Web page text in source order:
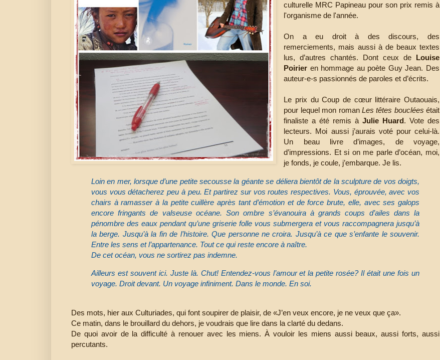
culturelle MRC Papineau pour son prix remis à
l'organisme de l'année.
On a eu droit à des discours, des
remerciements, mais aussi à de beaux textes
lus, d’autres chantés. Dont ceux de
Louise
Poirier en hommage au poète Guy Jean. Des
auteur-e-s passionnés de paroles et d’écrits.
Le prix du Coup de cœur littéraire Outaouais,
pour lequel mon roman Les têtes bouclées était
finaliste a été remis àJulie Huard. Vote des
lecteurs. Moi aussi j’aurais voté pour celui-là.
Un beau livre d’images, de voyage,
d’impressions. Et si on me parle d’océan, moi,
je fonds, je coule, j’embarque. Je lis.
Loin en mer, lorsque d’une petite secousse la géante se déliera bientôt de la sculpture de vos doigts,
vous vous détacherez peu à peu. Et partirez sur vos routes respectives. Vous, éprouvée, avec vos
chairs à ramasser à la petite cuillère après tant d’émotion et de force brute, elle, avec ses galops
encore fringants de valseuse océane. Son ombre s’évanouira à grands coups d’ailes dans la
pénombre des eaux pendant qu’une griserie folle vous submergera et vous raccompagnera jusqu’à
la berge. Jusqu’à la fin de l’histoire. Que personne ne croira. Jusqu’à ce que s’enfante le souvenir.
Entre les sens et l’appartenance. Tout ce qui reste encore à naître.
De cet océan, vous ne sortirez pas indemne.
Ailleurs est souvent ici. Juste là. Chut! Entendez-vous l’amour et la petite rosée? Il était une fois un
voyage. Droit devant. Un voyage infiniment. Dans le monde. En soi.
Des mots, hier aux Culturiades, qui font soupirer de plaisir, de «J’en veux encore, je ne veux que ça».
Ce matin, dans le brouillard du dehors, je voudrais que lire dans la clarté du dedans.
De quoi avoir de la difficulté à renouer avec les miens. À vouloir les miens aussi beaux, aussi forts, aussi
percutants.